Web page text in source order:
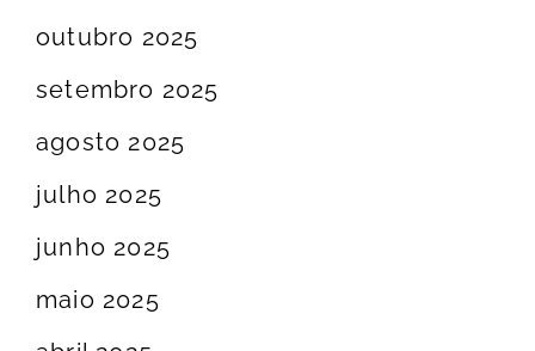
outubro 2025
setembro 2025
agosto 2025
julho 2025
junho 2025
maio 2025